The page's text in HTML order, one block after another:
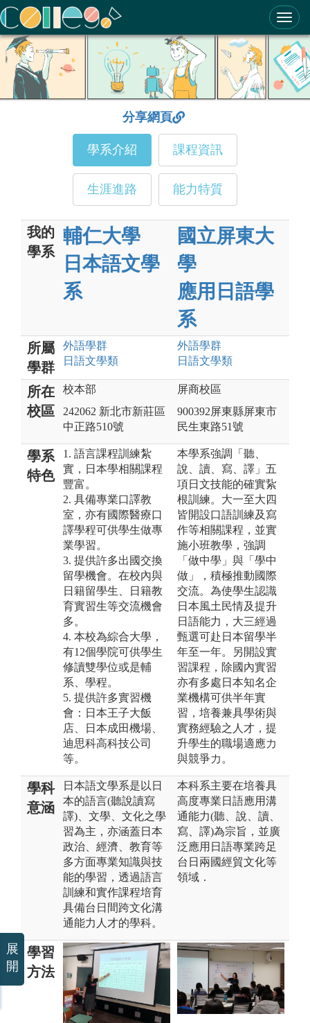
ColleGo! 大學選才與高中育才輔助系統
分享網頁
學系介紹 課程資訊
生涯進路 能力特質
我的
學系
輔仁大學
日本語文學
系
國立屏東大
學
應用日語學
系
所屬
學群
外語學群
日語文學類
外語學群
日語文學類
所在
校區
校本部
242062 新北市新莊區
中正路510號
屏商校區
900392屏東縣屏東市
民生東路51號
學系
特色
1. 語言課程訓練紮
實，日本學相關課程
豐富。
2. 具備專業口譯教
室，亦有國際醫療口
譯學程可供學生做專
業學習。
3. 提供許多出國交換
留學機會。在校內與
日籍留學生、日籍教
育實習生等交流機會
多。
4. 本校為綜合大學，
有12個學院可供學生
修讀雙學位或是輔
系、學程。
5. 提供許多實習機
會：日本王子大飯
店、日本成田機場、
迪思科高科技公司
等。
本學系強調「聽、
說、讀、寫、譯」五
項日文技能的確實紥
根訓練。大一至大四
皆開設口語訓練及寫
作等相關課程，並實
施小班教學，強調
「做中學」與「學中
做」，積極推動國際
交流。為使學生認識
日本風土民情及提升
日語能力，大三經過
甄選可赴日本留學半
年至一年。另開設實
習課程，除國內實習
亦有多處日本知名企
業機構可供半年實
習，培養兼具學術與
實務經驗之人才，提
升學生的職場適應力
與競爭力。
學科
意涵
日本語文學系是以日
本的語言(聽說讀寫
譯)、文學、文化之學
習為主，亦涵蓋日本
政治、經濟、教育等
多方面專業知識與技
能的學習，透過語言
訓練和實作課程培育
具備台日間跨文化溝
通能力人才的學科。
本科系主要在培養具
高度專業日語應用溝
通能力(聽、說、讀、
寫、譯)為宗旨，並廣
泛應用日語專業跨足
台日兩國經貿文化等
領域．
學習
方法
展
開